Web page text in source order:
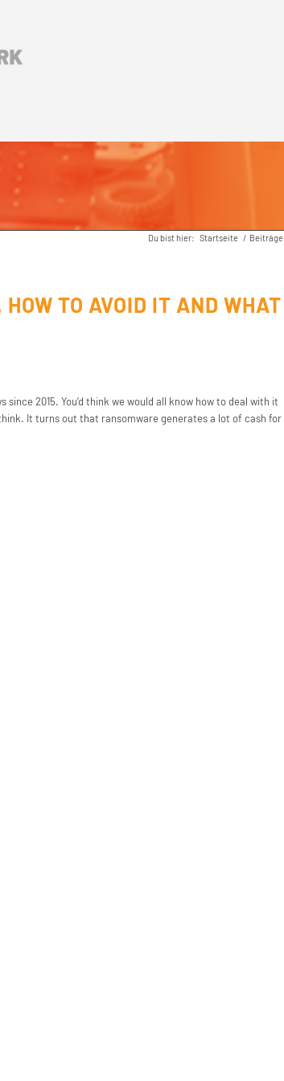
Du bist hier: Startseite / Beiträge
TO AVOID IT AND WHAT
2015. You’d think we would all know how to deal with it
It turns out that ransomware generates a lot of cash for